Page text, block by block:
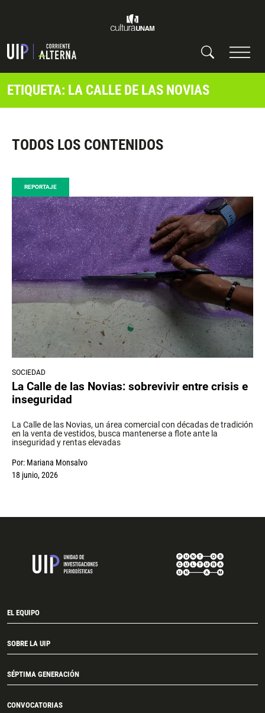
ETIQUETA: LA CALLE DE LAS NOVIAS
TODOS LOS CONTENIDOS
REPORTAJE
SOCIEDAD
La Calle de las Novias: sobrevivir entre crisis e
inseguridad
La Calle de las Novias, un área comercial con décadas de tradición
en la venta de vestidos, busca mantenerse a flote ante la
inseguridad y rentas elevadas
Por: Mariana Monsalvo
18 junio, 2026
EL EQUIPO
SOBRE LA UIP
SÉPTIMA GENERACIÓN
CONVOCATORIAS